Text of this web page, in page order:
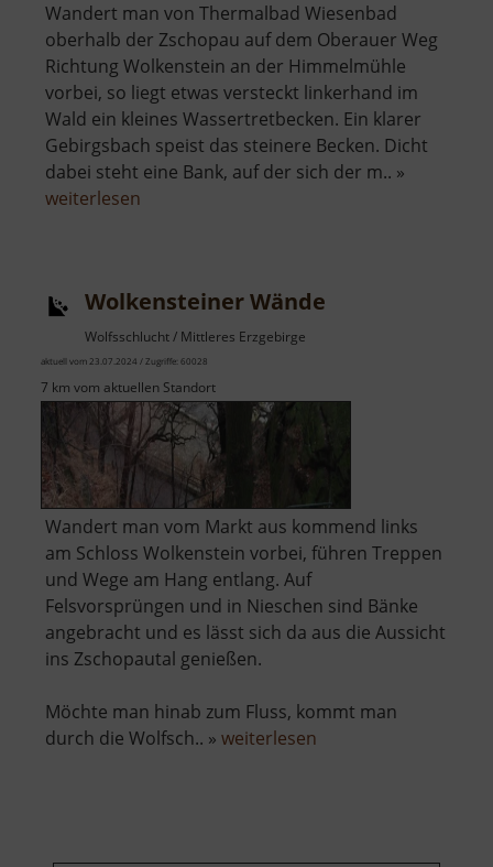
Wandert man von Thermalbad Wiesenbad
oberhalb der Zschopau auf dem Oberauer Weg
Richtung Wolkenstein an der Himmelmühle
vorbei, so liegt etwas versteckt linkerhand im
Wald ein kleines Wassertretbecken. Ein klarer
Gebirgsbach speist das steinere Becken. Dicht
dabei steht eine Bank, auf der sich der m.. »
weiterlesen
Wolkensteiner Wände
Wolfsschlucht / Mittleres Erzgebirge
aktuell vom 23.07.2024 / Zugriffe: 60028
7 km vom aktuellen Standort
Wandert man vom Markt aus kommend links
am Schloss Wolkenstein vorbei, führen Treppen
und Wege am Hang entlang. Auf
Felsvorsprüngen und in Nieschen sind Bänke
angebracht und es lässt sich da aus die Aussicht
ins Zschopautal genießen.
Möchte man hinab zum Fluss, kommt man
durch die Wolfsch.. » weiterlesen